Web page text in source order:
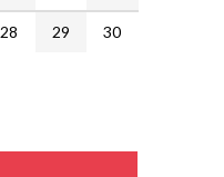
28 29
30